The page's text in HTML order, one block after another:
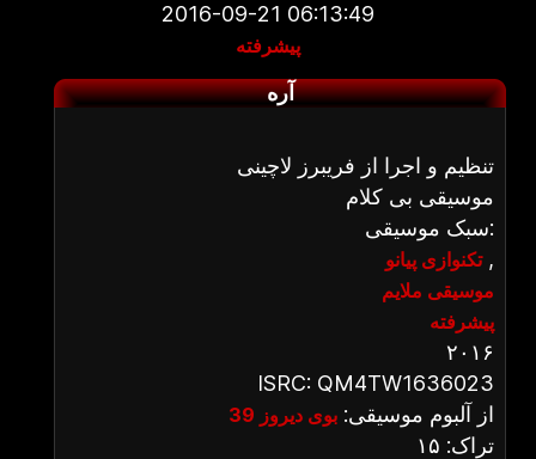
2016-09-21 06:13:49
پیشرفته
آره
تنظیم و اجرا از فریبرز لاچینی
موسیقی بی کلام
سبک موسیقی:
تکنوازی پیانو,
موسیقی ملایم
پیشرفته
۲۰۱۶
ISRC: QM4TW1636023
از آلبوم موسیقی: بوی دیروز 39
تراک: ۱۵